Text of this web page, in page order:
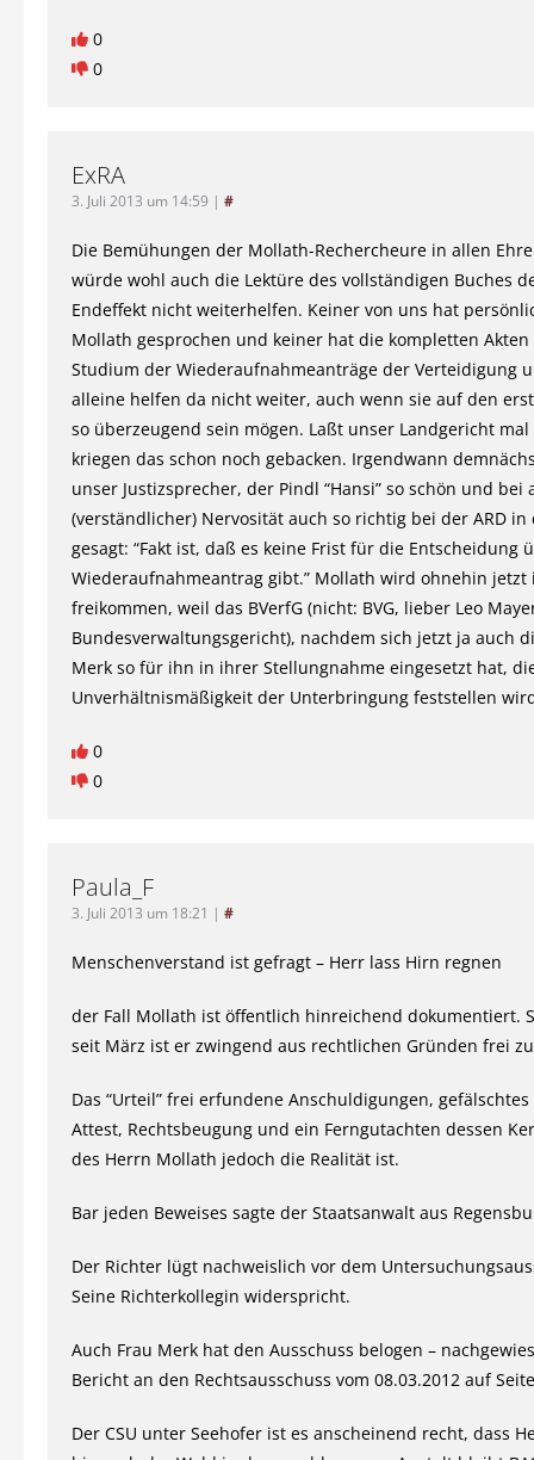
0
0
ExRA
3. Juli 2013 um 14:59 | #
Die Bemühungen der Mollath-Rechercheure in allen
würde wohl auch die Lektüre des vollständigen Buches
Endeffekt nicht weiterhelfen. Keiner von uns hat
Mollath gesprochen und keiner hat die kompletten Akten
Studium der Wiederaufnahmeanträge der Verteidigung
alleine helfen da nicht weiter, auch wenn sie auf den
so überzeugend sein mögen. Laßt unser Landgericht
kriegen das schon noch gebacken. Irgendwann
unser Justizsprecher, der Pindl “Hansi” so schön und bei
(verständlicher) Nervosität auch so richtig bei der ARD in
gesagt: “Fakt ist, daß es keine Frist für die Entscheidung
Wiederaufnahmeantrag gibt.” Mollath wird ohnehin jetzt
freikommen, weil das BVerfG (nicht: BVG, lieber Leo
Bundesverwaltungsgericht), nachdem sich jetzt ja auch
Merk so für ihn in ihrer Stellungnahme eingesetzt hat,
Unverhältnismäßigkeit der Unterbringung feststellen
0
0
Paula_F
3. Juli 2013 um 18:21 | #
Menschenverstand ist gefragt – Herr lass Hirn regnen
der Fall Mollath ist öffentlich hinreichend dokumentiert.
seit März ist er zwingend aus rechtlichen Gründen frei
Das “Urteil” frei erfundene Anschuldigungen,
Attest, Rechtsbeugung und ein Ferngutachten dessen
des Herrn Mollath jedoch die Realität ist.
Bar jeden Beweises sagte der Staatsanwalt aus
Der Richter lügt nachweislich vor dem
Seine Richterkollegin widerspricht.
Auch Frau Merk hat den Ausschuss belogen –
Bericht an den Rechtsausschuss vom 08.03.2012 auf
Der CSU unter Seehofer ist es anscheinend recht, dass